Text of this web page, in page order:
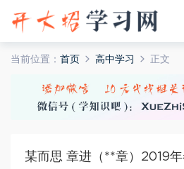
当前位置： 首页 高中学习 正文
某而思 章进（**章）2019